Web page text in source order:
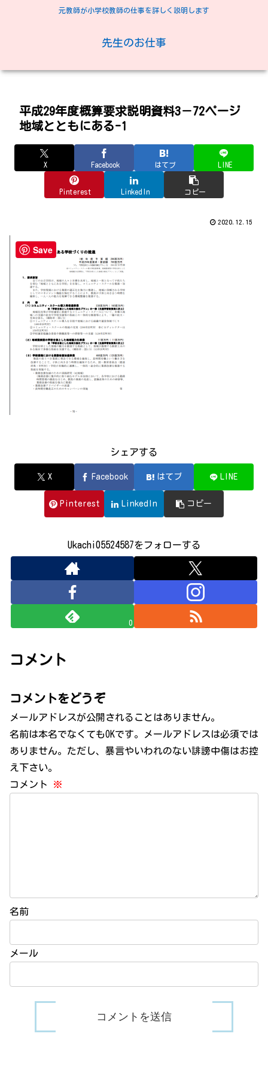
元教師が小学校教師の仕事を詳しく説明します
先生のお仕事
平成29年度概算要求説明資料3－72ページ
地域とともにある-1
X Facebook はてブ LINE
Pinterest LinkedIn コピー
2020.12.15
シェアする
X Facebook はてブ LINE
Pinterest LinkedIn コピー
Ukachi05524587をフォローする
0
コメント
コメントをどうぞ
メールアドレスが公開されることはありません。
名前は本名でなくてもOKです。メールアドレスは必須では
ありません。ただし、暴言やいわれのない誹謗中傷はお控
え下さい。
コメント
※
名前
メール
Save